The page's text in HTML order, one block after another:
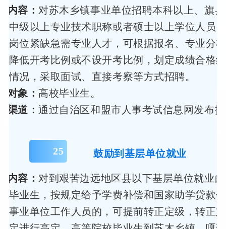
内容： 对苏木乡镇事业单位招聘本科以上、旗
中级以上专业技术职称或者硕士以上学位人员
岗位紧缺急需专业人才，可根据报名、专业分
降低开考比例或不设开考比例，划定成绩合格
情况，采取面试、直接考察等方式招聘。
对象： 高校毕业生。
渠道：通过自治区和盟市人事考试信息网发布
25 鼓励到基层单位就业
内容： 对到艰苦边远地区县以下基层单位就业
毕业生，按规定给予学费补偿和国家助学贷款
事业单位工作人员的，可提前转正定级，转正